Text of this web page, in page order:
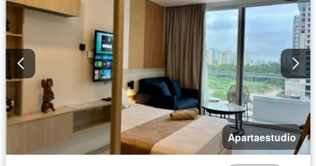
Apartaestudio